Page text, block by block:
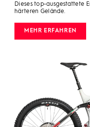
Dieses top-ausgestattete
härteren Gelände.
MEHR ERFAHREN